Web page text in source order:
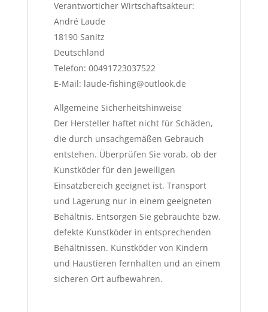
Verantworticher Wirtschaftsakteur:
André Laude
18190 Sanitz
Deutschland
Telefon: 00491723037522
E-Mail: laude-fishing@outlook.de
Allgemeine Sicherheitshinweise
Der Hersteller haftet nicht für Schäden,
die durch unsachgemäßen Gebrauch
entstehen. Überprüfen Sie vorab, ob der
Kunstköder für den jeweiligen
Einsatzbereich geeignet ist. Transport
und Lagerung nur in einem geeigneten
Behältnis. Entsorgen Sie gebrauchte bzw.
defekte Kunstköder in entsprechenden
Behältnissen. Kunstköder von Kindern
und Haustieren fernhalten und an einem
sicheren Ort aufbewahren.